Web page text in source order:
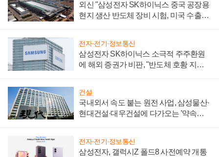
외신 "삼성전자 SK하이닉스 중국 공장용
현지 생산 반도체 장비 시험, 미국 수출통
전자·전기·정보통신
삼성전자 SK하이닉스 소극적 주주환원
에 해외 증권가 비판, "반도체 호황 지속
건설
국내외서 속도 붙는 원전 사업, 삼성물산·
현대건설·대우건설에 다가오는 '약속의
전자·전기·정보통신
삼성전자, 갤럭시Z 폴드8 사전예약 개통